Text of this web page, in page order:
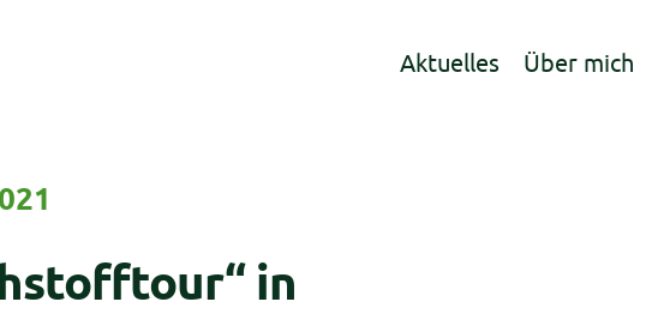
Aktuelles Über mich
in